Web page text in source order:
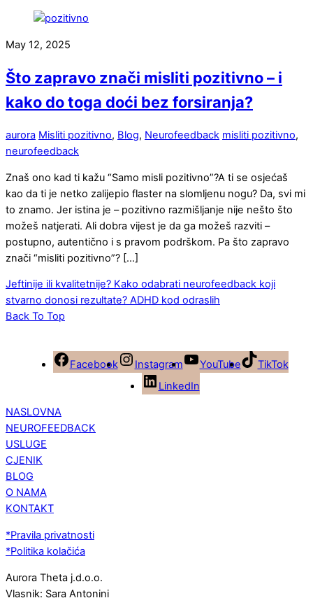
May 12, 2025
Što zapravo znači misliti pozitivno – i
kako do toga doći bez forsiranja?
aurora Misliti pozitivno, Blog, Neurofeedback misliti pozitivno,
neurofeedback
Znaš ono kad ti kažu “Samo misli pozitivno”?A ti se osjećaš
kao da ti je netko zalijepio flaster na slomljenu nogu? Da, svi mi
to znamo. Jer istina je – pozitivno razmišljanje nije nešto što
možeš natjerati. Ali dobra vijest je da ga možeš razviti –
postupno, autentično i s pravom podrškom. Pa što zapravo
znači “misliti pozitivno”? […]
Jeftinije ili kvalitetnije? Kako odabrati neurofeedback koji
stvarno donosi rezultate? ADHD kod odraslih
Back To Top
Facebook Instagram YouTube
TikTok
LinkedIn
NASLOVNA
NEUROFEEDBACK
USLUGE
CJENIK
BLOG
O NAMA
KONTAKT
*Pravila privatnosti
*Politika kolačića
Aurora Theta j.d.o.o.
Vlasnik: Sara Antonini